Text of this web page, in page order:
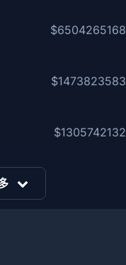
$6504265168
$1473823583
$1305742132